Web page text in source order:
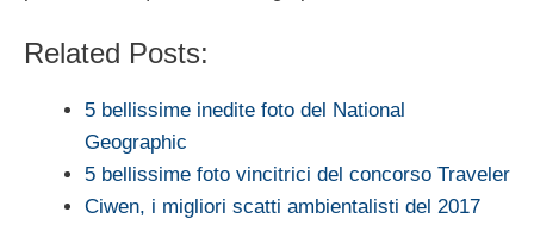
Related Posts:
5 bellissime inedite foto del National
Geographic
5 bellissime foto vincitrici del concorso Traveler
Ciwen, i migliori scatti ambientalisti del 2017